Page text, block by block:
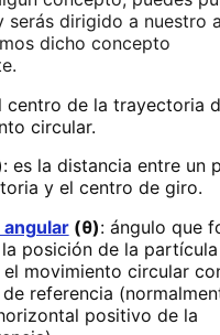
serás dirigido a nuestro
dicho concepto
centro de la trayectoria
circular.
: es la distancia entre un
y el centro de giro.
angular(θ): ángulo que
posición de la
movimiento circular
referencia
positivo de la